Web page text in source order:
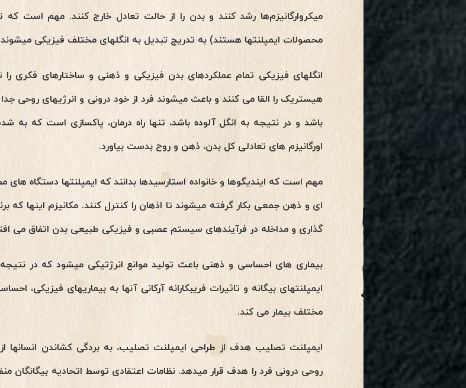
میکروارگانیزم‌ها رشد کنند و بدن را از حالت تعادل خارج کنند. مهم است
محصولات ایمپلنتها هستند) به تدریج تبدیل به انگلهای مختلف فیزیکی
انگلهای فیزیکی تمام عملکردهای بدن فیزیکی و ذهنی و ساختارهای فکری
هیستریک را القا می کنند و باعث میشوند فرد از خود درونی و انرژیهای روحی
باشد و در نتیجه به انگل آلوده باشد، تنها راه درمان، پاکسازی است که به
اورگانیزم های تعادلی کل بدن، ذهن و روح بدست بیاورد.
مهم است که ایندیگوها و خانواده استارسیدها بدانند که ایمپلنتها دستگاه
ای و ذهن جمعی بکار گرفته میشوند تا اذهان را کنترل کنند. مکانیزم اینها
گذاری و مداخله در فرآیندهای سیستم عصبی و فیزیکی طبیعی بدن اتفاق می
بیماری های احساسی و ذهنی باعث تولید موانع انرژتیکی میشود که در
ایمپلنتهای بیگانه و تاثیرات فریبکارانه آرکانی آنها به بیماریهای
مختلف بیمار می کند.
ایمپلنت تصلیب هدف از طراحی ایمپلنت تصلیب، به بردگی کشاندن